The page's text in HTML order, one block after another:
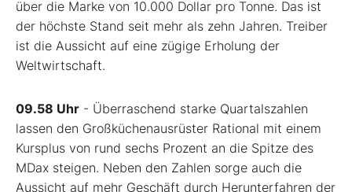
über die Marke von 10.000 Dollar pro Tonne. Das ist
der höchste Stand seit mehr als zehn Jahren. Treiber
ist die Aussicht auf eine zügige Erholung der
Weltwirtschaft.
09.58 Uhr - Überraschend starke Quartalszahlen
lassen den Großküchenausrüster Rational mit einem
Kursplus von rund sechs Prozent an die Spitze des
MDax steigen. Neben den Zahlen sorge auch die
Aussicht auf mehr Geschäft durch Herunterfahren der